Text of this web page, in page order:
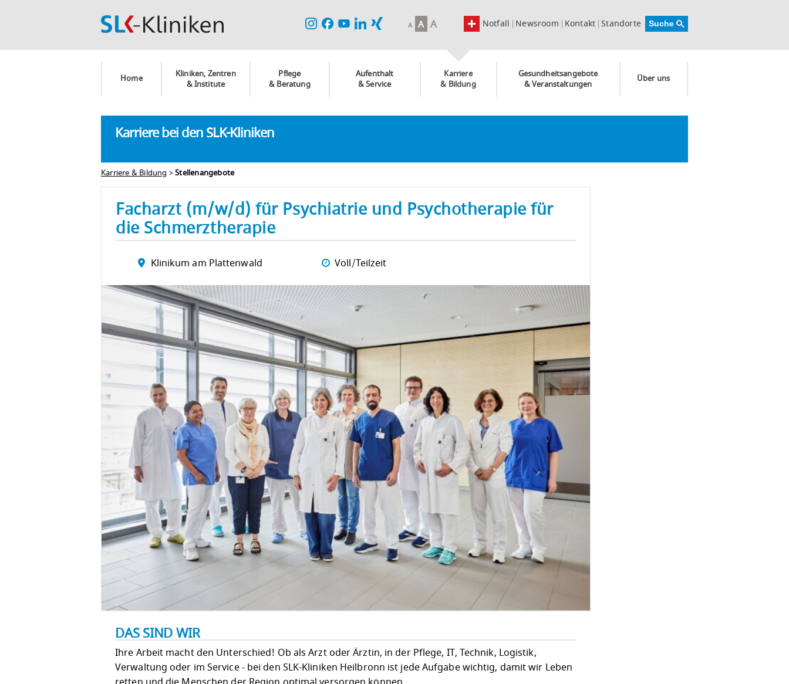
Newsroom Kontakt Standorte
Notfall
A A A
Home
Kliniken, Zentren
& Institute
Pflege
& Beratung
Aufenthalt
& Service
Karriere
& Bildung
Gesundheitsangebote
& Veranstaltungen
Über uns
Karriere bei den SLK-Kliniken
Karriere & Bildung >Stellenangebote
Facharzt (m/w/d) für Psychiatrie und Psychotherapie für
die Schmerztherapie
Klinikum am Plattenwald Voll/Teilzeit
DAS SIND WIR
Ihre Arbeit macht den Unterschied! Ob als Arzt oder Ärztin, in der Pflege, IT, Technik, Logistik,
Verwaltung oder im Service - bei den SLK-Kliniken Heilbronn ist jede Aufgabe wichtig, damit wir Leben